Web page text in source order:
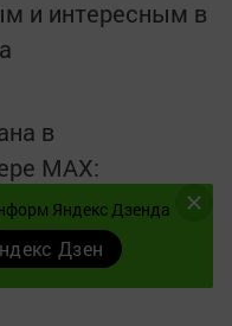
и интересным в
в
MАХ:
Телеграм-канал
Яндекс Дзенда
Дзен